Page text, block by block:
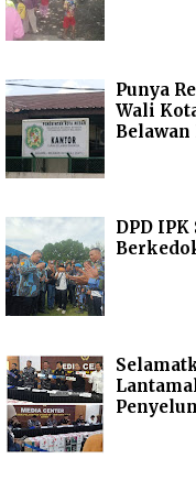
Punya
Wali
DPD